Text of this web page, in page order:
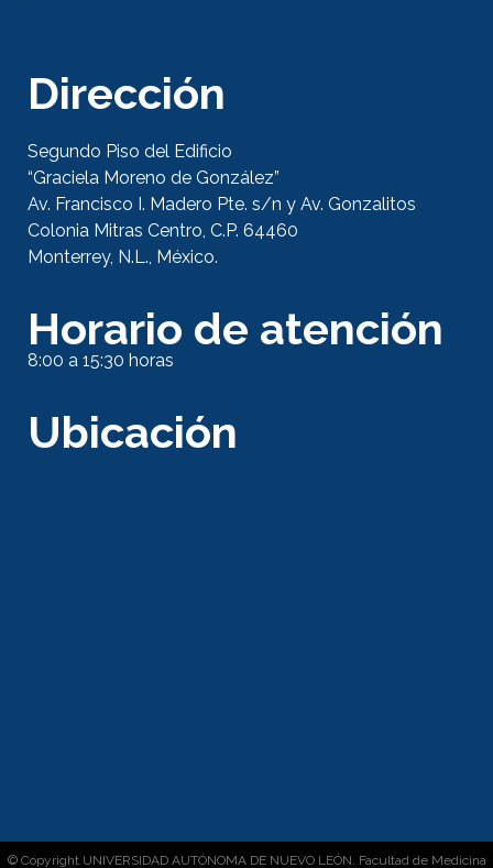
Dirección
Segundo Piso del Edificio
“Graciela Moreno de González”
Av. Francisco I. Madero Pte. s/n y Av. Gonzalitos
Colonia Mitras Centro, C.P. 64460
Monterrey, N.L., México.
Horario de atención
8:00 a 15:30 horas
Ubicación
© Copyright UNIVERSIDAD AUTÓNOMA DE NUEVO LEÓN. Facultad de Medicina